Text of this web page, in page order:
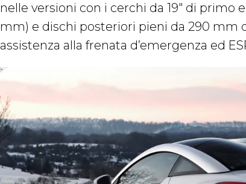
nelle versioni con i cerchi da 19″ di
mm) e dischi posteriori pieni da 290 mm
assistenza alla frenata d’emergenza ed